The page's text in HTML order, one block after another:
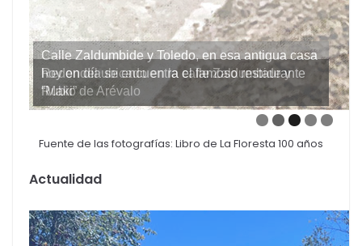
Redondel ubicado en la calle Zaldumbide y
Rubio de Arévalo
Fuente de las fotografías: Libro de La Floresta 100 años
Actualidad